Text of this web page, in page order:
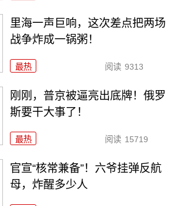
里海一声巨响，这次差点把两场
战争炸成一锅粥！
最热 阅读 9313
刚刚，普京被逼亮出底牌！俄罗
斯要干大事了！
最热 阅读 15719
官宣“核常兼备”！六爷挂弹反航
母，炸醒多少人